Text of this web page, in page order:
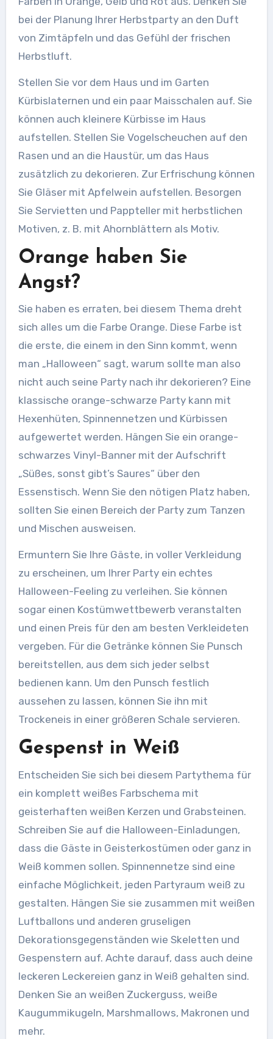
bei der Planung Ihrer Herbstparty an den Duft
von Zimtäpfeln und das Gefühl der frischen
Herbstluft.
Stellen Sie vor dem Haus und im Garten
Kürbislaternen und ein paar Maisschalen auf. Sie
können auch kleinere Kürbisse im Haus
aufstellen. Stellen Sie Vogelscheuchen auf den
Rasen und an die Haustür, um das Haus
zusätzlich zu dekorieren. Zur Erfrischung können
Sie Gläser mit Apfelwein aufstellen. Besorgen
Sie Servietten und Pappteller mit herbstlichen
Motiven, z. B. mit Ahornblättern als Motiv.
Orange haben Sie
Angst?
Sie haben es erraten, bei diesem Thema dreht
sich alles um die Farbe Orange. Diese Farbe ist
die erste, die einem in den Sinn kommt, wenn
man „Halloween“ sagt, warum sollte man also
nicht auch seine Party nach ihr dekorieren? Eine
klassische orange-schwarze Party kann mit
Hexenhüten, Spinnennetzen und Kürbissen
aufgewertet werden. Hängen Sie ein orange-
schwarzes Vinyl-Banner mit der Aufschrift
„Süßes, sonst gibt’s Saures“ über den
Essenstisch. Wenn Sie den nötigen Platz haben,
sollten Sie einen Bereich der Party zum Tanzen
und Mischen ausweisen.
Ermuntern Sie Ihre Gäste, in voller Verkleidung
zu erscheinen, um Ihrer Party ein echtes
Halloween-Feeling zu verleihen. Sie können
sogar einen Kostümwettbewerb veranstalten
und einen Preis für den am besten Verkleideten
vergeben. Für die Getränke können Sie Punsch
bereitstellen, aus dem sich jeder selbst
bedienen kann. Um den Punsch festlich
aussehen zu lassen, können Sie ihn mit
Trockeneis in einer größeren Schale servieren.
Gespenst in Weiß
Entscheiden Sie sich bei diesem Partythema für
ein komplett weißes Farbschema mit
geisterhaften weißen Kerzen und Grabsteinen.
Schreiben Sie auf die Halloween-Einladungen,
dass die Gäste in Geisterkostümen oder ganz in
Weiß kommen sollen. Spinnennetze sind eine
einfache Möglichkeit, jeden Partyraum weiß zu
gestalten. Hängen Sie sie zusammen mit weißen
Luftballons und anderen gruseligen
Dekorationsgegenständen wie Skeletten und
Gespenstern auf. Achte darauf, dass auch deine
leckeren Leckereien ganz in Weiß gehalten sind.
Denken Sie an weißen Zuckerguss, weiße
Kaugummikugeln, Marshmallows, Makronen und
mehr.